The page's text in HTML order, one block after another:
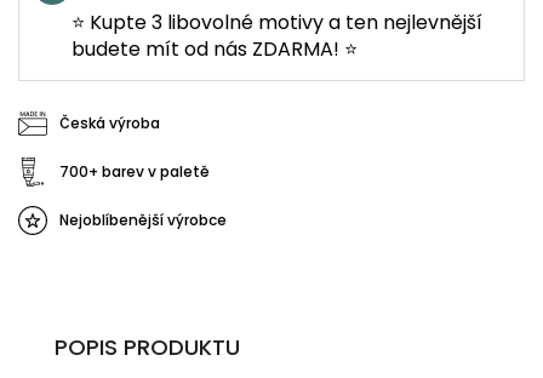
⭐ Kupte 3 libovolné motivy a ten nejlevnější
budete mít od nás ZDARMA! ⭐
Česká výroba
700+ barev v paletě
Nejoblíbenější výrobce
POPIS PRODUKTU